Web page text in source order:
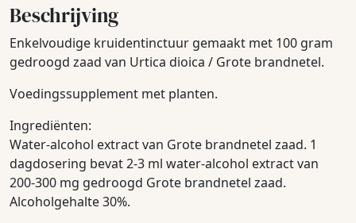
Beschrijving
Enkelvoudige kruidentinctuur gemaakt met 100 gram
gedroogd zaad van Urtica dioica / Grote brandnetel.
Voedingssupplement met planten.
Ingrediënten:
Water-alcohol extract van Grote brandnetel zaad. 1
dagdosering bevat 2-3 ml water-alcohol extract van
200-300 mg gedroogd Grote brandnetel zaad.
Alcoholgehalte 30%.